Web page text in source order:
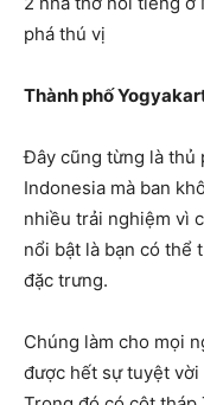
phá thú vị
Thành phố
Đây cũng từng là thủ
Indonesia mà ban
nhiều trải nghiệm vì
nổi bật là bạn có thể
đặc trưng.
Chúng làm cho mọi
được hết sự tuyệt